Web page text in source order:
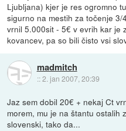
Ljubljana) kjer je res ogromno
sigurno na mestih za točenje
vrnil 5.000sit - 5€ v evrih kar je
kovancev, pa so bili čisto vsi
madmitch
::2. jan 2007, 20:39
Jaz sem dobil 20€ + nekaj Ct
morem, mu je na štantu ostalih
slovenski, tako da...